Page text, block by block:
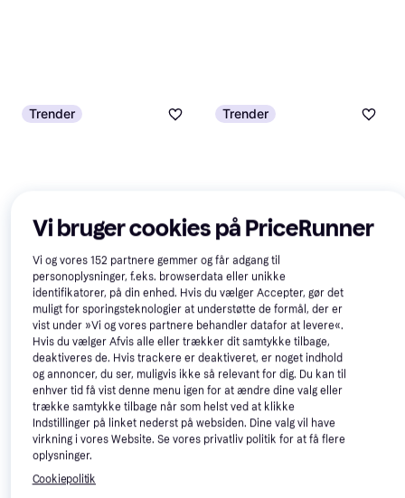
Trender
Irwin IRWINTV75B
Bænktvinge
Længde: 140, Vægt: 1733
405 kr.
Eller 3 betalinger af 135 kr.
6 butikker
Trender
Diesella 40045090
Længde: 245, Vægt: 3850
1.244 kr.
Eller 3 betalinger af 415 kr.
7 butikker
-174 kr.
Vi bruger cookies på PriceRunner
Vi og vores 152 partnere gemmer og får adgang til
personoplysninger, f.eks. browserdata eller unikke
identifikatorer, på din enhed. Hvis du vælger Accepter, gør det
muligt for sporingsteknologier at understøtte de formål, der er
vist under »Vi og vores partnere behandler datafor at levere«.
Hvis du vælger Afvis alle eller trækker dit samtykke tilbage,
deaktiveres de. Hvis trackere er deaktiveret, er noget indhold
og annoncer, du ser, muligvis ikke så relevant for dig. Du kan til
enhver tid få vist denne menu igen for at ændre dine valg eller
trække samtykke tilbage når som helst ved at klikke
Indstillinger på linket nederst på websiden. Dine valg vil have
virkning i vores Website. Se vores privatliv politik for at få flere
oplysninger.
Cookiepolitik